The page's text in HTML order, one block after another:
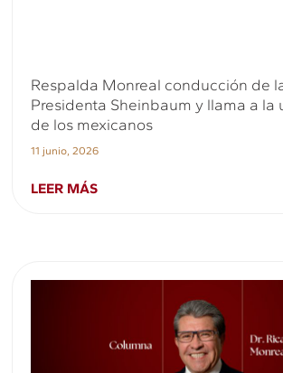
Respalda Monreal conducción de
Presidenta Sheinbaum y llama a la
de los mexicanos
11 junio, 2026
LEER MÁS